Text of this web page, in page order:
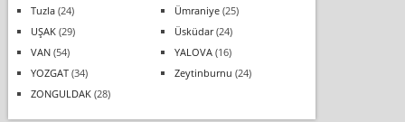
Tuzla(24) Ümraniye(25)
UŞAK(29) Üsküdar(24)
VAN(54) YALOVA(16)
YOZGAT(34) Zeytinburnu (24)
ZONGULDAK(28)